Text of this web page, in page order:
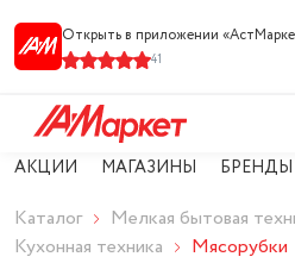
Открыть в приложении
41
АКЦИИ МАГАЗИНЫ БРЕНДЫ
Каталог
Мелкая бытовая
Кухонная техника
Мясорубки